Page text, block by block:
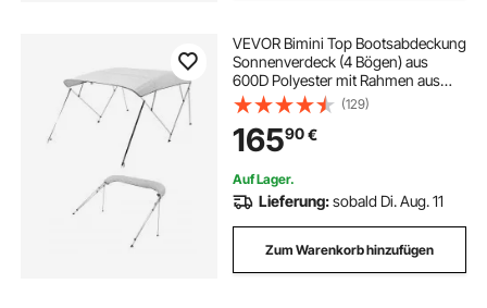
VEVOR Bimini Top Bootsabdeckung
Sonnenverdeck (4 Bögen) aus
600D Polyester mit Rahmen aus
Aluminiumlegierung, wasserdichte
Sonnenschutz-Bootsmarkise mit
Aufbewahrungstasche, 185-198 cm
(B) Hellgrau
(129)
16590€
Auf Lager.
Lieferung:sobald Di. Aug. 11
Zum Warenkorb hinzufügen